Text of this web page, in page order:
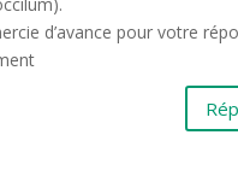
d’avance pour votre